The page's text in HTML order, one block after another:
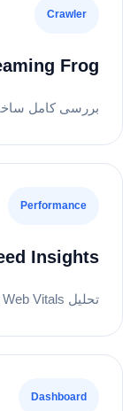
Crawler
Frog
بررسی کامل
Performance
Insights
تحلیل Core Web Vitals و بهینه‌سازی سرعت وب‌سایت.
Dashboard